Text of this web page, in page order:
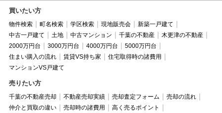
買いたい方
物件検索 町名検索 学区検索 現地販売会
新築一戸建て
中古一戸建て
土地 中古マンション 千葉の不動産
木更津の不動産
2000万円台
3000万円台 4000万円台
5000万円台
住まい購入の流れ
賃貸VS持ち家
住宅取得時の諸費用
マンションVS戸建て
売りたい方
千葉の不動産売却 不動産売却実績 売却査定フォーム
売却の流れ
仲介と買取の違い
売却時の諸費用
高く売るポイント